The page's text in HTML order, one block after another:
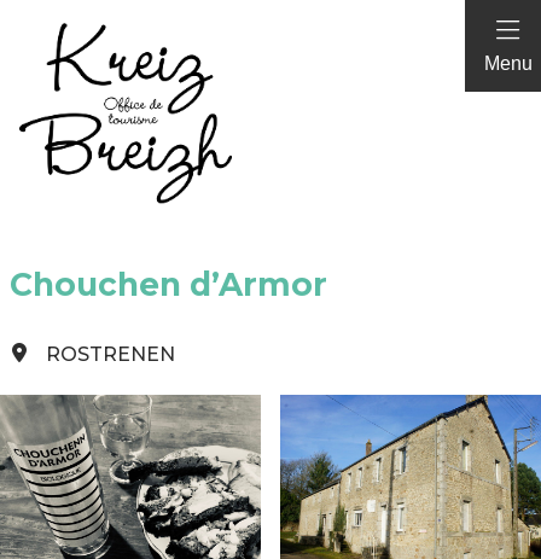
Panneau de gestion des cookies
Menu
Chouchen d’Armor
ROSTRENEN